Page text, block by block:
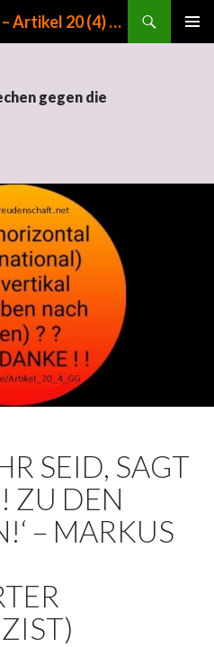
Menschheit gegen Krieg – Artikel 20 (4) GG
gegen die
SEID, SAGT
ZU DEN
– MARKUS